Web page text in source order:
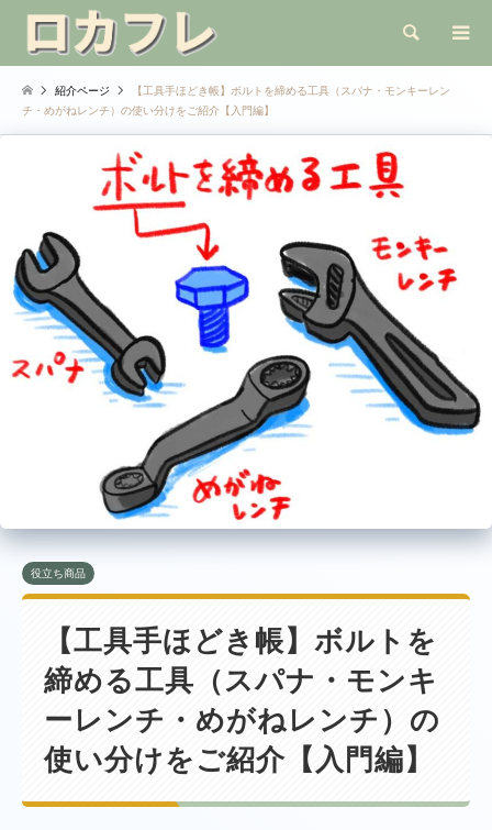
検索
紹介ページ
【工具手ほどき帳】ボルトを締める工具（スパナ・モンキーレン
チ・めがねレンチ）の使い分けをご紹介【入門編】
役立ち商品
【工具手ほどき帳】ボルトを
締める工具（スパナ・モンキ
ーレンチ・めがねレンチ）の
使い分けをご紹介【入門編】